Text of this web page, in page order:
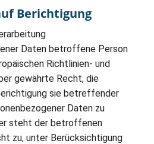
Berichtigung
Daten betroffene Person
Richtlinien- und
gewährte Recht, die
sie betreffender
Daten zu
steht der betroffenen
zu, unter Berücksichtigung